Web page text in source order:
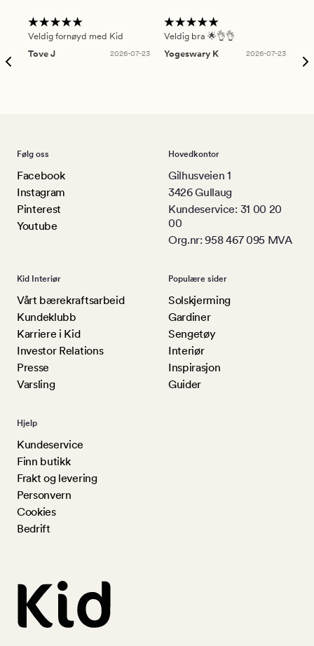
Veldig fornøyd med Kid
Tove J
2026-07-23
Veldig bra 🌟👌👌
Yogeswary K
2026-07-23
Følg oss
Facebook
Instagram
Pinterest
Youtube
Hovedkontor
Gilhusveien 1
3426 Gullaug
Kundeservice: 31 00 20
00
Org.nr: 958 467 095 MVA
Kid Interiør
Vårt bærekraftsarbeid
Kundeklubb
Karriere i Kid
Investor Relations
Presse
Varsling
Populære sider
Solskjerming
Gardiner
Sengetøy
Interiør
Inspirasjon
Guider
Hjelp
Kundeservice
Finn butikk
Frakt og levering
Personvern
Cookies
Bedrift